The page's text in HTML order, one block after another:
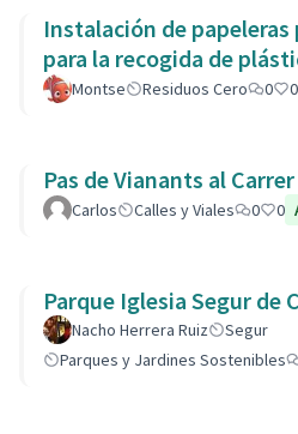
Instalación de papeleras
para la recogida de
Montse Residuos Cero 0 0
Pas de Vianants al
Carlos Calles y Viales 0 0
Parque Iglesia Segur de
Nacho Herrera Ruiz
Segur
Parques y Jardines Sostenibles